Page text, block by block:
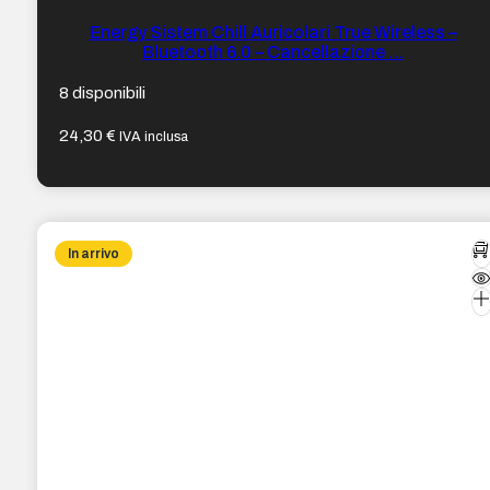
Energy Sistem Chill Auricolari True Wireless –
Bluetooth 6.0 – Cancellazione …
8 disponibili
24,30€ IVA inclusa
In arrivo